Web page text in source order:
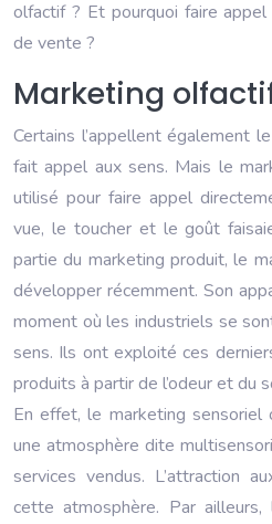
olfactif ? Et pourquoi faire
de vente ?
Marketing
Certains l’appellent également
fait appel aux sens. Mais le
utilisé pour faire appel
vue, le toucher et le goût
partie du marketing produit, le
développer récemment. Son
moment où les industriels se
sens. Ils ont exploité ces
produits à partir de l’odeur et du
En effet, le marketing
une atmosphère dite
services vendus. L’attraction
cette atmosphère. Par ailleurs,